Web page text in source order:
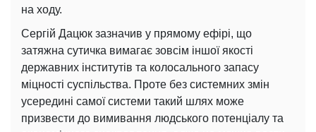
на ходу.
Сергій Дацюк зазначив у прямому ефірі, що
затяжна сутичка вимагає зовсім іншої якості
державних інститутів та колосального запасу
міцності суспільства. Проте без системних змін
усередині самої системи такий шлях може
призвести до вимивання людського потенціалу та